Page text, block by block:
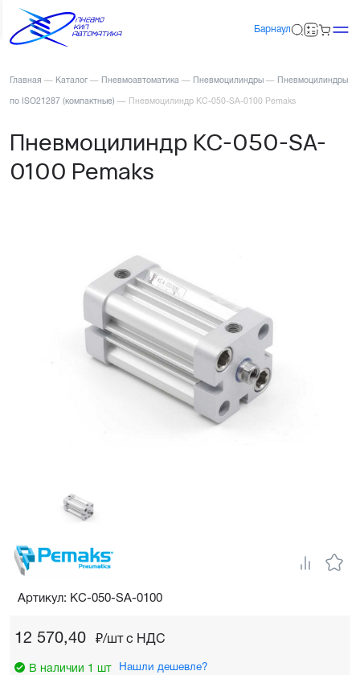
Барнаул
Главная — Каталог — Пневмоавтоматика — Пневмоцилиндры — Пневмоцилиндры
по ISO21287 (компактные) — Пневмоцилиндр KC-050-SA-0100 Pemaks
Пневмоцилиндр KC-050-SA-
0100 Pemaks
12 570,40 ₽/шт c НДС
В наличии 1 шт Нашли дешевле?
Артикул: KC-050-SA-0100